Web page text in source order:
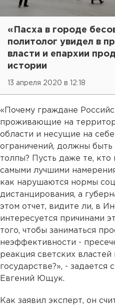
«Пасха в городе
политолог увидел в
власти и епархии
истории
13 апреля 2020 в 12:18
«Почему граждане
проживающие на
области и несущие на
ограничений, должны быть
толпы? Пусть даже те, кто
самыми лучшими
как нарушаются нормы
дистанцирования, а
этом отчет, видите ли, в
интересуется причинами
того, чтобы заниматься
неэффективности -
реакция светских властей
государстве?», - задается
Евгений Ющук.
Как заявил эксперт, он